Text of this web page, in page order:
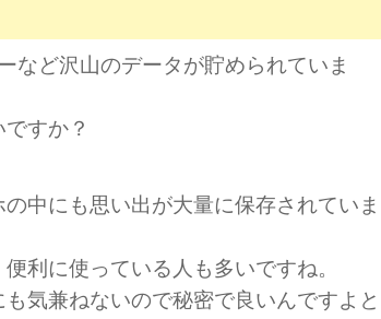
など沢山のデータが貯められていま
すか？
中にも思い出が大量に保存されていま
利に使っている人も多いですね。
気兼ねないので秘密で良いんですよと